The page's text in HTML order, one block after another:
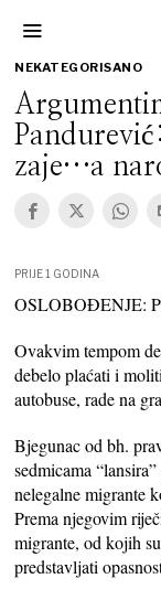
NEKATEGORISANO
zaje…a
PRIJE 1 GODINA
OSLOBOĐENJE:
Ovakvim tempom
debelo plaćati i
autobuse, rade na
Bjegunac od bh.
sedmicama
nelegalne migrante
Prema njegovim
migrante, od kojih
predstavljati